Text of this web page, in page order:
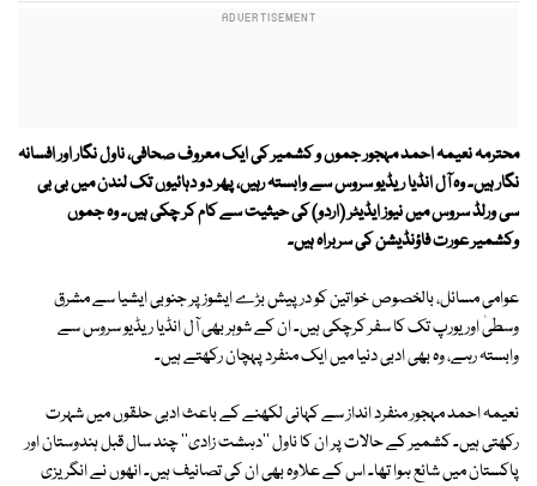
محترمہ نعیمہ احمد مہجور جموں و کشمیر کی ایک معروف صحافی، ناول نگار اور افسانہ
نگار ہیں۔ وہ آل انڈیا ریڈیو سروس سے وابستہ رہیں، پھر دو دہائیوں تک لندن میں بی بی
سی ورلڈ سروس میں نیوز ایڈیٹر (اردو) کی حیثیت سے کام کر چکی ہیں۔ وہ جموں
وکشمیر عورت فاؤنڈیشن کی سربراہ ہیں۔
عوامی مسائل، بالخصوص خواتین کو درپیش بڑے ایشوز پر جنوبی ایشیا سے مشرق
وسطیٰ اور یورپ تک کا سفر کرچکی ہیں۔ ان کے شوہر بھی آل انڈیا ریڈیو سروس سے
وابستہ رہے، وہ بھی ادبی دنیا میں ایک منفرد پہچان رکھتے ہیں۔
نعیمہ احمد مہجور منفرد انداز سے کہانی لکھنے کے باعث ادبی حلقوں میں شہرت
رکھتی ہیں۔ کشمیر کے حالات پر ان کا ناول ''دہشت زادی'' چند سال قبل ہندوستان اور
پاکستان میں شائع ہوا تھا۔ اس کے علاوہ بھی ان کی تصانیف ہیں۔ انھوں نے انگریزی